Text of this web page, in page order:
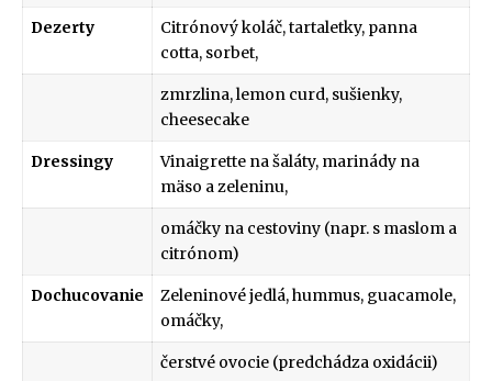
Dezerty
Citrónový koláč, tartaletky, panna
cotta, sorbet,
zmrzlina, lemon curd, sušienky,
cheesecake
Dressingy
Vinaigrette na šaláty, marinády na
mäso a zeleninu,
omáčky na cestoviny (napr. s maslom a
citrónom)
Dochucovanie
Zeleninové jedlá, hummus, guacamole,
omáčky,
čerstvé ovocie (predchádza oxidácii)